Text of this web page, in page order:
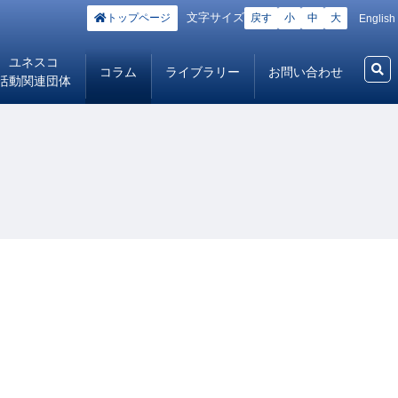
トップページ 文字サイズ 戻す 小 中 大 English
ユネスコ
動関連団体
コラム ライブラリー お問い合わせ